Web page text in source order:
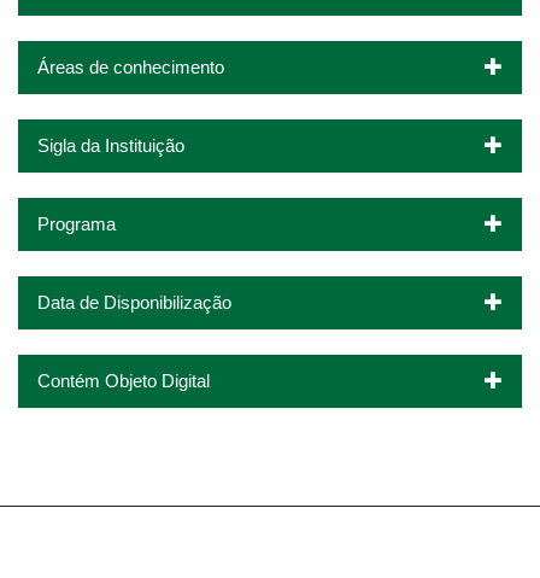
Áreas de conhecimento
Sigla da Instituição
Programa
Data de Disponibilização
Contém Objeto Digital